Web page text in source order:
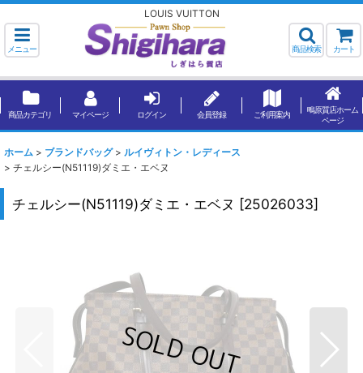
LOUIS VUITTON
メニュー 商品検索 カート
商品カテゴリ マイページ ログイン 会員登録 ご利用案内
鴫原質店ホーム
ページ
ホーム > ブランドバッグ > ルイヴィトン・レディース
> チェルシー(N51119)ダミエ・エベヌ
チェルシー(N51119)ダミエ・エベヌ [25026033]